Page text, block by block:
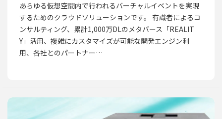
あらゆる仮想空間内で行われるバーチャルイベントを実現
するためのクラウドソリューションです。 有識者によるコ
ンサルティング、累計1,000万DLのメタバース「REALIT
Y」活用、複雑にカスタマイズが可能な開発エンジン利
用、各社とのパートナー…